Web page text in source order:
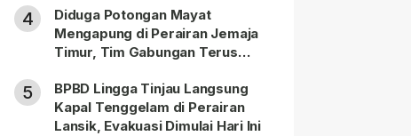
4
Diduga Potongan Mayat
Mengapung di Perairan Jemaja
Timur, Tim Gabungan Terus
5
BPBD Lingga Tinjau Langsung
Kapal Tenggelam di Perairan
Lansik, Evakuasi Dimulai Hari Ini